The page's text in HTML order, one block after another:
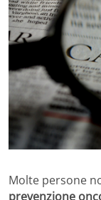
Molte persone
prevenzione